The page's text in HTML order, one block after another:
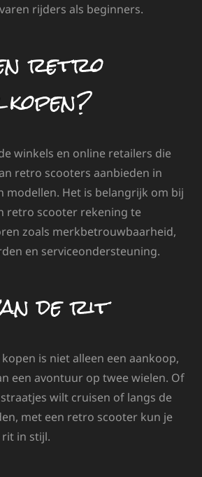
rijders als beginners.
retro
winkels en online retailers die
retro scooters aanbieden in
modellen. Het is belangrijk om bij
retro scooter rekening te
zoals merkbetrouwbaarheid,
en serviceondersteuning.
de rit
is niet alleen een aankoop,
een avontuur op twee wielen. Of
wilt cruisen of langs de
met een retro scooter kun je
in stijl.